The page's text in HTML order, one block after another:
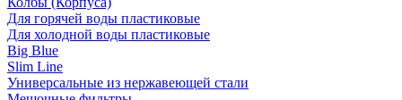
Для горячей воды пластиковые
Для холодной воды пластиковые
Big Blue
Slim Line
Универсальные из нержавеющей стали